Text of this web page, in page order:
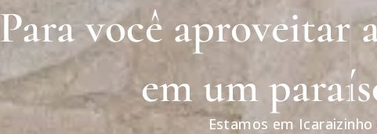
Para você aproveitar
em um
Estamos em